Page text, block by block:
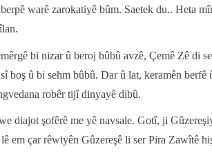
warê zarokatiyê bûm. Saetek du.. Heta
bi nizar û beroj bûbû avzê, Çemê Zê di
boş û bi sehm bûbû. Dar û lat, keramên
robêr tijî dinyayê dibû.
diajot şofêrê me yê navsale. Gotî, ji
em çar rêwiyên Gûzereşê li ser Pira Zawîtê